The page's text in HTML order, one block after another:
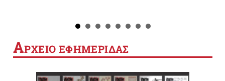
ΑΡΧΕΙΟ ΕΦΗΜΕΡΙΔΑΣ